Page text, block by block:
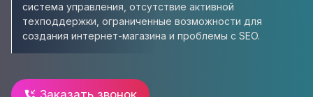
система управления, отсутствие активной
техподдержки, ограниченные возможности для
создания интернет-магазина и проблемы с SEO.
Заказать звонок